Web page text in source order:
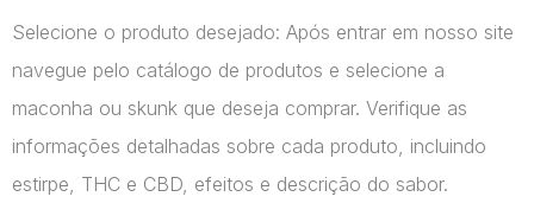
Selecione o produto desejado: Após entrar em nosso site
navegue pelo catálogo de produtos e selecione a
maconha ou skunk que deseja comprar. Verifique as
informações detalhadas sobre cada produto, incluindo
estirpe, THC e CBD, efeitos e descrição do sabor.